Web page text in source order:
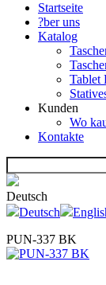
Startseite
?ber uns
Katalog
Tablet
Kunden
Wo
Kontakte
Deutsch
Deutsch
PUN-337 BK